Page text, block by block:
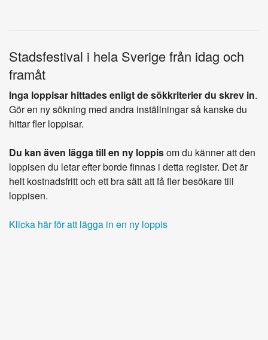
Stadsfestival i hela Sverige från idag och
framåt
Inga loppisar hittades enligt de sökkriterier du skrev in.
Gör en ny sökning med andra inställningar så kanske du
hittar fler loppisar.
Du kan även lägga till en ny loppisom du känner att den
loppisen du letar efter borde finnas i detta register. Det är
helt kostnadsfritt och ett bra sätt att få fler besökare till
loppisen.
Klicka här för att lägga in en ny loppis